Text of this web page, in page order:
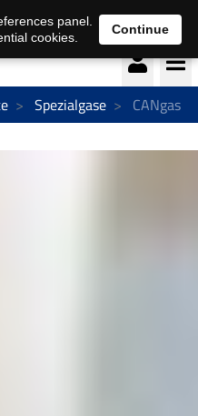
Deutsch français
Spezialgase CANgas
panel.
cookies.
Continue